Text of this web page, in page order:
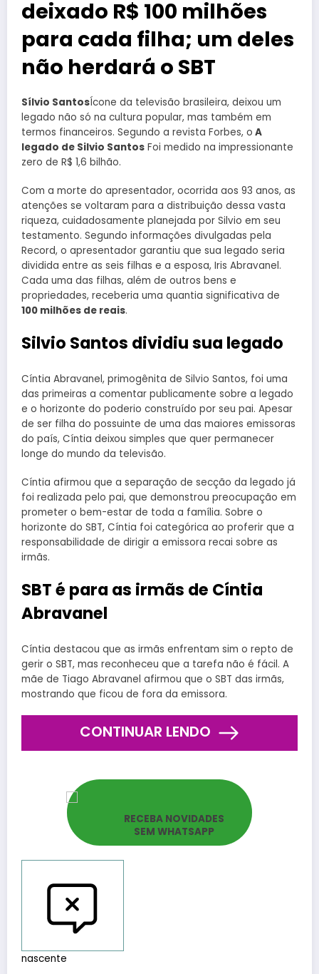
deixado R$ 100 milhões
para cada filha; um deles
não herdará o SBT
Sílvio SantosÍcone da televisão brasileira, deixou um
legado não só na cultura popular, mas também em
termos financeiros. Segundo a revista Forbes, o A
legado de Silvio Santos Foi medido na impressionante
zero de R$ 1,6 bilhão.
Com a morte do apresentador, ocorrida aos 93 anos, as
atenções se voltaram para a distribuição dessa vasta
riqueza, cuidadosamente planejada por Silvio em seu
testamento. Segundo informações divulgadas pela
Record, o apresentador garantiu que sua legado seria
dividida entre as seis filhas e a esposa, Iris Abravanel.
Cada uma das filhas, além de outros bens e
propriedades, receberia uma quantia significativa de
100 milhões de reais.
Silvio Santos dividiu sua legado
Cíntia Abravanel, primogênita de Silvio Santos, foi uma
das primeiras a comentar publicamente sobre a legado
e o horizonte do poderio construído por seu pai. Apesar
de ser filha do possuinte de uma das maiores emissoras
do país, Cíntia deixou simples que quer permanecer
longe do mundo da televisão.
Cíntia afirmou que a separação de secção da legado já
foi realizada pelo pai, que demonstrou preocupação em
prometer o bem-estar de toda a família. Sobre o
horizonte do SBT, Cíntia foi categórica ao proferir que a
responsabilidade de dirigir a emissora recai sobre as
irmãs.
SBT é para as irmãs de Cíntia
Abravanel
Cíntia destacou que as irmãs enfrentam sim o repto de
gerir o SBT, mas reconheceu que a tarefa não é fácil. A
mãe de Tiago Abravanel afirmou que o SBT das irmãs,
mostrando que ficou de fora da emissora.
CONTINUAR LENDO
RECEBA NOVIDADES
SEM WHATSAPP
nascente